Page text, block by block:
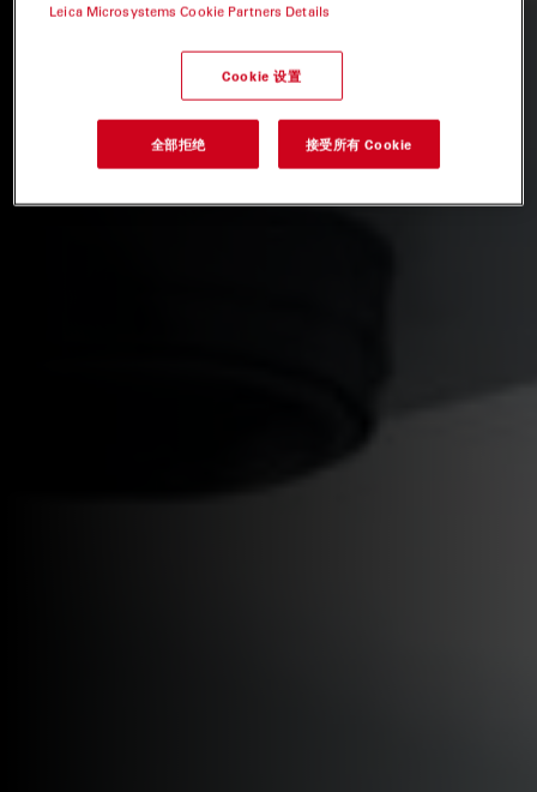
Leica Microsystems Cookie Partners Details
Cookie 设置
全部拒绝 接受所有 Cookie